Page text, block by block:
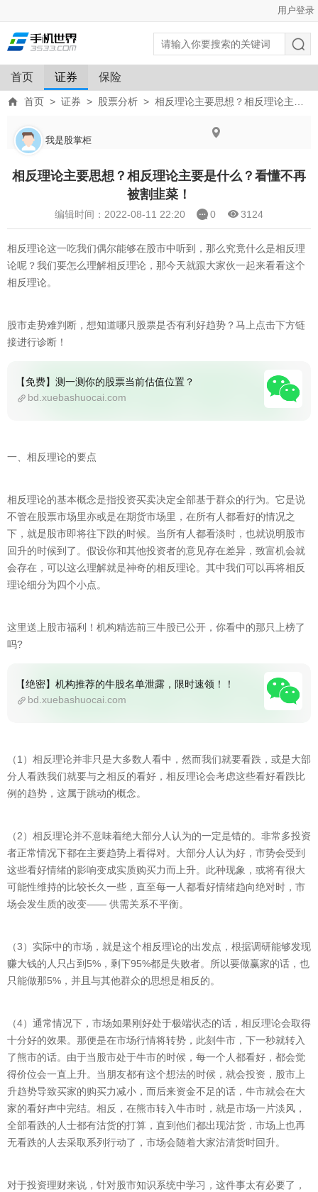
用户登录
首页 证券 保险
首页 > 证券 > 股票分析 > 相反理论主要思想？相反理论主要是什么？看懂不再被割韭菜！
我是股掌柜
相反理论主要思想？相反理论主要是什么？看懂不再
被割韭菜！
编辑时间：2022-08-11 22:20 0 3124
相反理论这一吃我们偶尔能够在股市中听到，那么究竟什么是相反理
论呢？我们要怎么理解相反理论，那今天就跟大家伙一起来看看这个
相反理论。
股市走势难判断，想知道哪只股票是否有利好趋势？马上点击下方链
接进行诊断！
【免费】测一测你的股票当前估值位置？
bd.xuebashuocai.com
一、相反理论的要点
相反理论的基本概念是指投资买卖决定全部基于群众的行为。它是说
不管在股票市场里亦或是在期货市场里，在所有人都看好的情况之
下，就是股市即将往下跌的时候。当所有人都看淡时，也就说明股市
回升的时候到了。假设你和其他投资者的意见存在差异，致富机会就
会存在，可以这么理解就是神奇的相反理论。其中我们可以再将相反
理论细分为四个小点。
这里送上股市福利！机构精选前三牛股已公开，你看中的那只上榜了
吗?
【绝密】机构推荐的牛股名单泄露，限时速领！！
bd.xuebashuocai.com
（1）相反理论并非只是大多数人看中，然而我们就要看跌，或是大部
分人看跌我们就要与之相反的看好，相反理论会考虑这些看好看跌比
例的趋势，这属于跳动的概念。
（2）相反理论并不意味着绝大部分人认为的一定是错的。非常多投资
者正常情况下都在主要趋势上看得对。大部分人认为好，市势会受到
这些看好情绪的影响变成实质购买力而上升。此种现象，或将有很大
可能性维持的比较长久一些，直至每一人都看好情绪趋向绝对时，市
场会发生质的改变—— 供需关系不平衡。
（3）实际中的市场，就是这个相反理论的出发点，根据调研能够发现
赚大钱的人只占到5%，剩下95%都是失败者。所以要做赢家的话，也
只能做那5%，并且与其他群众的思想是相反的。
（4）通常情况下，市场如果刚好处于极端状态的话，相反理论会取得
十分好的效果。那便是在市场行情将转势，此刻牛市，下一秒就转入
了熊市的话。由于当股市处于牛市的时候，每一个人都看好，都会觉
得价位会一直上升。当朋友都有这个想法的时候，就会投资，股市上
升趋势导致买家的购买力减小，而后来资金不足的话，牛市就会在大
家的看好声中完结。相反，在熊市转入牛市时，就是市场一片淡风，
全部看跌的人士都有沽货的打算，直到他们都出现沽货，市场上也再
无看跌的人去采取系列行动了，市场会随着大家沽清货时回升。
对于投资理财来说，针对股市知识系统中学习，这件事太有必要了，